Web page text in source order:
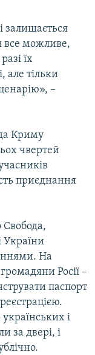
залишається
все можливе,
їх
але тільки
–
Криму
чвертей
приєднання
Свобода,
України
На
Росії –
паспорт
і
за двері, і